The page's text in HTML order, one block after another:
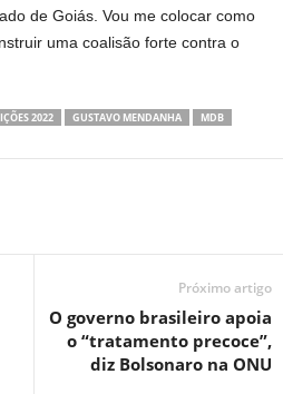
de Goiás. Vou me colocar como
uma coalisão forte contra o
2022 GUSTAVO MENDANHA
MDB
Próximo artigo
O governo brasileiro apoia
o “tratamento precoce”,
diz Bolsonaro na ONU